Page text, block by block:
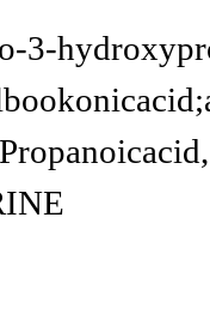
3-